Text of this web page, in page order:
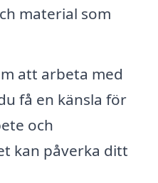
material som
att arbeta med
få en känsla för
och
kan påverka ditt